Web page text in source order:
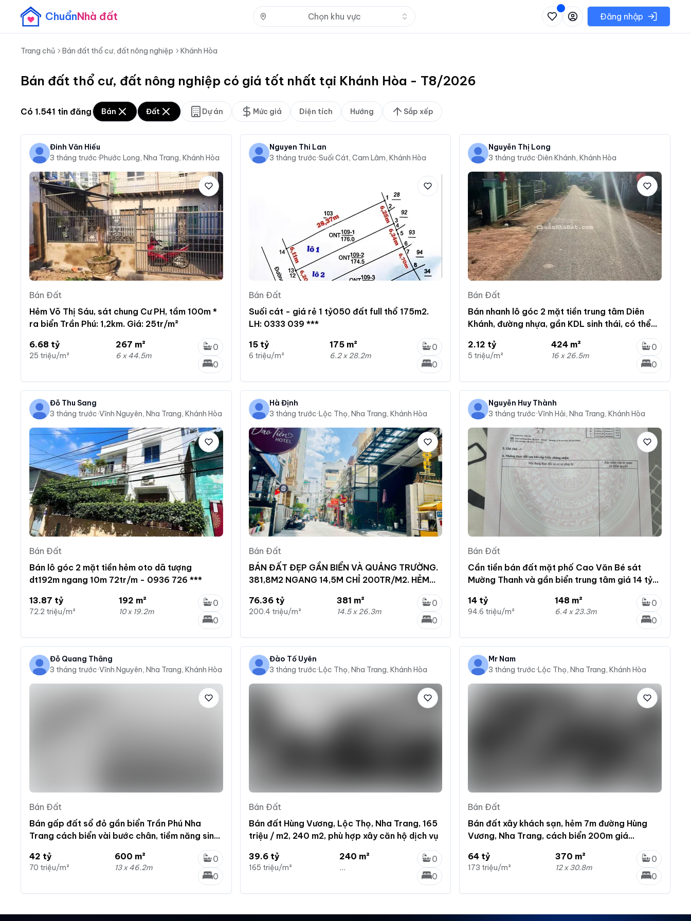
ChuẩnNhà đất Chọn khu vực Nhấn để mở danh sách các khu vực có thể chọnĐăng nhập
Trang chủ Bán đất thổ cư, đất nông nghiệp Khánh Hòa
Bán đất thổ cư, đất nông nghiệp có giá tốt nhất tại Khánh Hòa - T8/2026
Có 1.541 tin đăng Bán Đất Dự án Mức giá Diện tích Hướng Sắp xếp
Đinh Văn Hiếu
3 tháng trước·Phước Long, Nha Trang, Khánh Hòa
Bán Đất
Hẻm Võ Thị Sáu, sát chung Cư PH, tầm 100m *
ra biển Trần Phú: 1,2km. Giá: 25tr/m²
6.68 tỷ
25 triệu/m²
267 m²
6 x 44.5m
0
0
Nguyen Thi Lan
3 tháng trước·Suối Cát, Cam Lâm, Khánh Hòa
Bán Đất
Suối cát - giá rẻ 1 tỷ050 đất full thổ 175m2.
LH: 0333 039 ***
15 tỷ
6 triệu/m²
175 m²
6.2 x 28.2m
0
0
Nguyễn Thị Long
3 tháng trước·Diên Khánh, Khánh Hòa
Bán Đất
Bán nhanh lô góc 2 mặt tiền trung tâm Diên
Khánh, đường nhựa, gần KDL sinh thái, có thể
2.12 tỷ
5 triệu/m²
424 m²
16 x 26.5m
0
0
Đỗ Thu Sang
3 tháng trước·Vĩnh Nguyên, Nha Trang, Khánh Hòa
Bán Đất
Bán lô góc 2 mặt tiền hẻm oto dã tượng
dt192m ngang 10m 72tr/m - 0936 726 ***
13.87 tỷ
72.2 triệu/m²
192 m²
10 x 19.2m
0
0
Hà Định
3 tháng trước·Lộc Thọ, Nha Trang, Khánh Hòa
Bán Đất
BÁN ĐẤT ĐẸP GẦN BIỂN VÀ QUẢNG TRƯỜNG.
381,8M2 NGANG 14,5M CHỈ 200TR/M2. HẺM
76.36 tỷ
200.4 triệu/m²
381 m²
14.5 x 26.3m
0
0
Nguyễn Huy Thành
3 tháng trước·Vĩnh Hải, Nha Trang, Khánh Hòa
Bán Đất
Cần tiền bán đất mặt phố Cao Văn Bé sát
Mường Thanh và gần biển trung tâm giá 14 tỷ
14 tỷ
94.6 triệu/m²
148 m²
6.4 x 23.3m
0
0
Đỗ Quang Thắng
3 tháng trước·Vĩnh Nguyên, Nha Trang, Khánh Hòa
Bán Đất
Bán gấp đất sổ đỏ gần biển Trần Phú Nha
Trang cách biển vài bước chân, tiềm năng sinh
42 tỷ
70 triệu/m²
600 m²
13 x 46.2m
0
0
Đào Tố Uyên
3 tháng trước·Lộc Thọ, Nha Trang, Khánh Hòa
Bán Đất
Bán đất Hùng Vương, Lộc Thọ, Nha Trang, 165
triệu / m2, 240 m2, phù hợp xây căn hộ dịch vụ
39.6 tỷ
165 triệu/m²
240 m²
...
0
0
Mr Nam
3 tháng trước·Lộc Thọ, Nha Trang, Khánh Hòa
Bán Đất
Bán đất xây khách sạn, hẻm 7m đường Hùng
Vương, Nha Trang, cách biển 200m giá
64 tỷ
173 triệu/m²
370 m²
12 x 30.8m
0
0